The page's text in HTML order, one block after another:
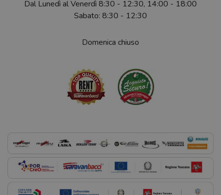
Dal Lunedì al Venerdì 8:30 - 12:30, 14:00 - 18:00
Sabato: 8:30 - 12:30
Domenica chiuso